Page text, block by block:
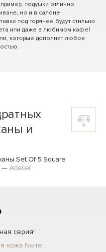
подушки отлично
но и в салоне
под горячее будут стильно
или даже в любимом кафе!
которые дополнят любое
и
Set Of 5 Square
— Adelier
серия!
кожа Noire